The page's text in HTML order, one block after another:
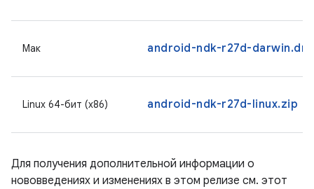
Мак android-ndk-r27d-
Linux 64-бит (x86) android-ndk-r27d-linux.zip
Для получения дополнительной информации о
нововведениях и изменениях в этом релизе см. этот